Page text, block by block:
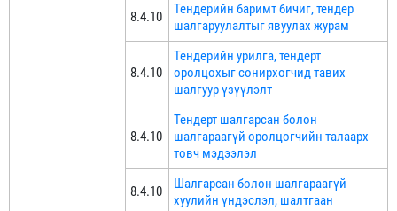
8.4.10
Тендерийн баримт бичиг, тендер
шалгаруулалтыг явуулах журам
8.4.10
Тендерийн урилга, тендерт
оролцохыг сонирхогчид тавих
шалгуур үзүүлэлт
8.4.10
Тендерт шалгарсан болон
шалгараагүй оролцогчийн талаарх
товч мэдээлэл
8.4.10
Шалгарсан болон шалгараагүй
хуулийн үндэслэл, шалтгаан